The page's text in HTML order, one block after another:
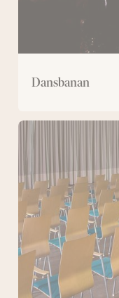
Dansbanan
Bergmästaren